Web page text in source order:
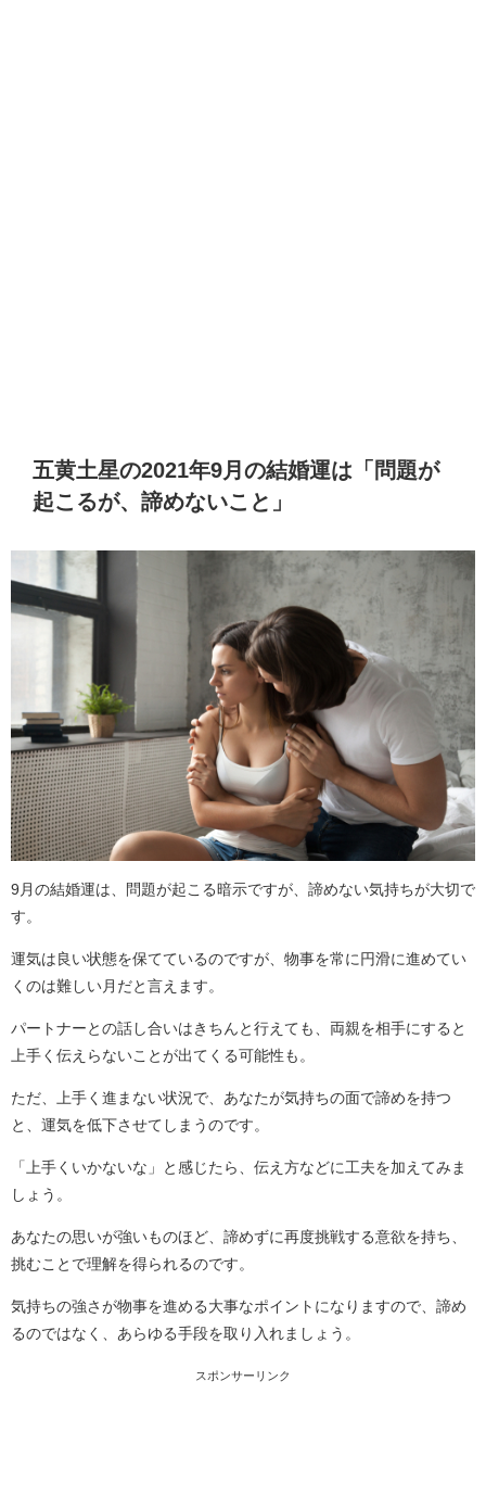
五黄土星の2021年9月の結婚運は「問題が
起こるが、諦めないこと」
9月の結婚運は、問題が起こる暗示ですが、諦めない気持ちが大切で
す。
運気は良い状態を保てているのですが、物事を常に円滑に進めてい
くのは難しい月だと言えます。
パートナーとの話し合いはきちんと行えても、両親を相手にすると
上手く伝えらないことが出てくる可能性も。
ただ、上手く進まない状況で、あなたが気持ちの面で諦めを持つ
と、運気を低下させてしまうのです。
「上手くいかないな」と感じたら、伝え方などに工夫を加えてみま
しょう。
あなたの思いが強いものほど、諦めずに再度挑戦する意欲を持ち、
挑むことで理解を得られるのです。
気持ちの強さが物事を進める大事なポイントになりますので、諦め
るのではなく、あらゆる手段を取り入れましょう。
スポンサーリンク